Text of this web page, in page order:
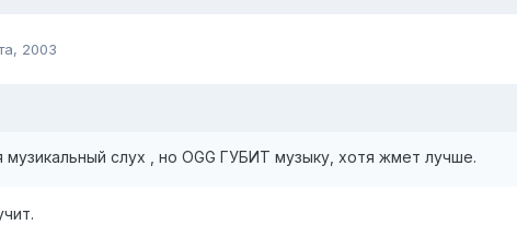
2003
слух , но OGG ГУБИТ музыку, хотя жмет лучше.